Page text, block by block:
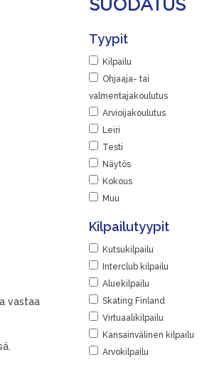
vastaa
SUODATUS
Tyypit
Kilpailu
Ohjaaja- tai
valmentajakoulutus
Arvioijakoulutus
Leiri
Testi
Näytös
Kokous
Muu
Kilpailutyypit
Kutsukilpailu
Interclub kilpailu
Aluekilpailu
Skating Finland
Virtuaalikilpailu
Kansainvälinen kilpailu
Arvokilpailu